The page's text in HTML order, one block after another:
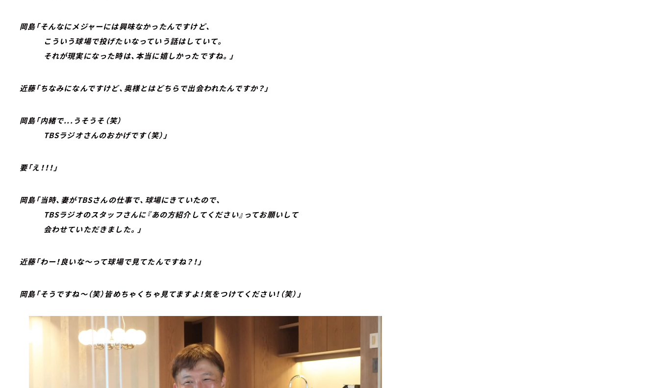
岡島「そんなにメジャーには興味なかったんですけど、
こういう球場で投げたいなっていう話はしていて。
それが現実になった時は、本当に嬉しかったですね。」
近藤「ちなみになんですけど、奥様とはどちらで出会われたんですか？」
岡島「内緒で...うそうそ（笑）
TBSラジオさんのおかげです（笑）」
要「え！！！」
岡島「当時、妻がTBSさんの仕事で、球場にきていたので、
TBSラジオのスタッフさんに『あの方紹介してください』ってお願いして
会わせていただきました。」
近藤「わー！良いな～って球場で見てたんですね？！」
岡島「そうですね～（笑）皆めちゃくちゃ見てますよ！気をつけてください！（笑）」